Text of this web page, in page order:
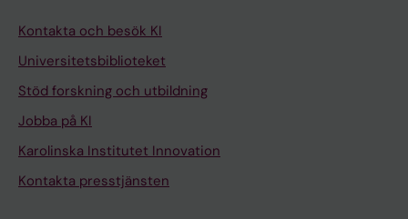
Kontakta och besök KI
Universitetsbiblioteket
Stöd forskning och utbildning
Jobba på KI
Karolinska Institutet Innovation
Kontakta presstjänsten